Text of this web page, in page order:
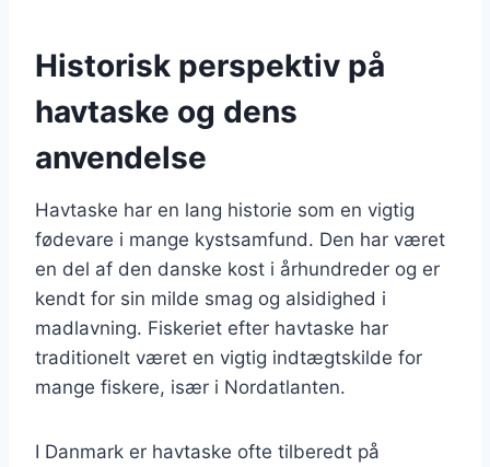
Historisk perspektiv på
havtaske og dens
anvendelse
Havtaske har en lang historie som en vigtig
fødevare i mange kystsamfund. Den har været
en del af den danske kost i århundreder og er
kendt for sin milde smag og alsidighed i
madlavning. Fiskeriet efter havtaske har
traditionelt været en vigtig indtægtskilde for
mange fiskere, især i Nordatlanten.
I Danmark er havtaske ofte tilberedt på